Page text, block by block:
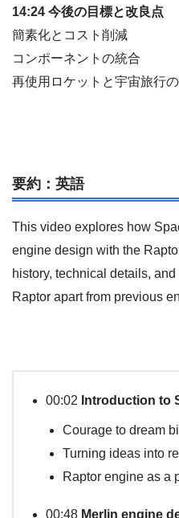
14:24 今後の目標と改良点
簡素化とコスト削減
コンポーネントの統合
再使用ロケットと宇宙旅行
要約：英語
This video explores how
engine design with the
history, technical details,
Raptor apart from previous
00:02 Introduction to
Courage to dream
Turning ideas into
Raptor engine as a
00:48 Merlin engine